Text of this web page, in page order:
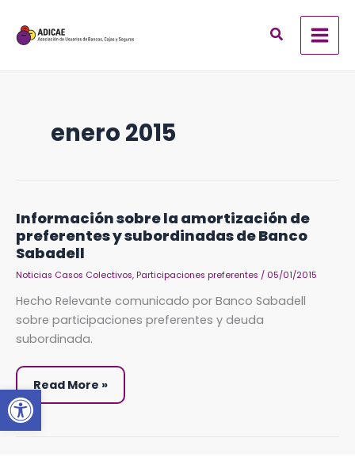
Abrir barra de herramientas
contenido
enero 2015
Información sobre la amortización de
preferentes y subordinadas de Banco
Sabadell
Noticias Casos Colectivos, Participaciones preferentes / 05/01/2015
Hecho Relevante comunicado por Banco Sabadell
sobre participaciones preferentes y deuda
subordinada.
Información
sobre
la
amortización
de
preferentes
y
de
Banco
Sabadell
Read More »